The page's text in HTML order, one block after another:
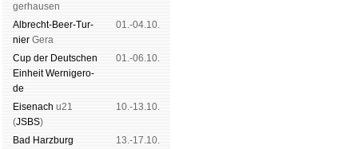
ger­hau­sen
Albrecht-Beer-Tur­
nier Ge­ra
01.-04.10.
Cup der Deut­schen
Ein­heit Wer­ni­ge­ro­
de
01.-06.10.
Eise­nach u21
(JSBS)
10.-13.10.
Bad Harz­burg
13.-17.10.